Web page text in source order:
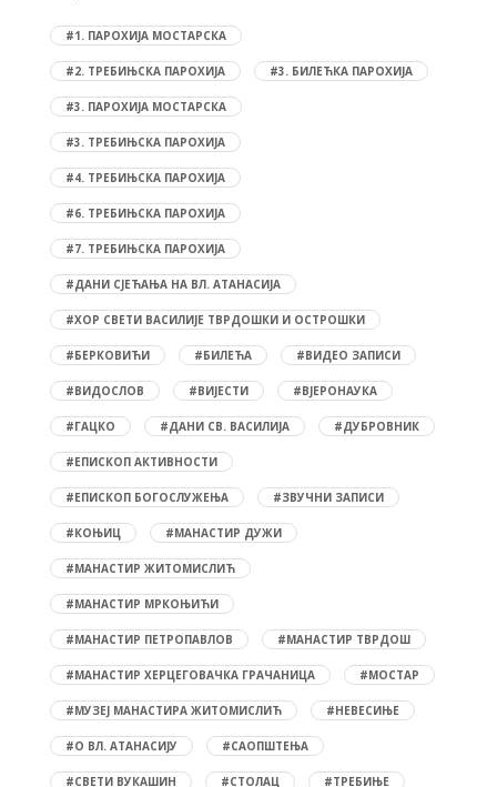
#1. ПАРОХИЈА МОСТАРСКА
#2. ТРЕБИЊСКА ПАРОХИЈА #3. БИЛЕЋКА ПАРОХИЈА
#3. ПАРОХИЈА МОСТАРСКА
#3. ТРЕБИЊСКА ПАРОХИЈА
#4. ТРЕБИЊСКА ПАРОХИЈА
#6. ТРЕБИЊСКА ПАРОХИЈА
#7. ТРЕБИЊСКА ПАРОХИЈА
#ДАНИ СЈЕЋАЊА НА ВЛ. АТАНАСИЈА
#ХОР СВЕТИ ВАСИЛИЈЕ ТВРДОШКИ И ОСТРОШКИ
#БЕРКОВИЋИ #БИЛЕЋА #ВИДЕО ЗАПИСИ
#ВИДОСЛОВ #ВИЈЕСТИ #ВЈЕРОНАУКА
#ГАЦКО #ДАНИ СВ. ВАСИЛИЈА #ДУБРОВНИК
#ЕПИСКОП АКТИВНОСТИ
#ЕПИСКОП БОГОСЛУЖЕЊА #ЗВУЧНИ ЗАПИСИ
#КОЊИЦ #МАНАСТИР ДУЖИ
#МАНАСТИР ЖИТОМИСЛИЋ
#МАНАСТИР МРКОЊИЋИ
#МАНАСТИР ПЕТРОПАВЛОВ #МАНАСТИР ТВРДОШ
#МАНАСТИР ХЕРЦЕГОВАЧКА ГРАЧАНИЦА #МОСТАР
#МУЗЕЈ МАНАСТИРА ЖИТОМИСЛИЋ #НЕВЕСИЊЕ
#О ВЛ. АТАНАСИЈУ #САОПШТЕЊА
#СВЕТИ ВУКАШИН #СТОЛАЦ #ТРЕБИЊЕ